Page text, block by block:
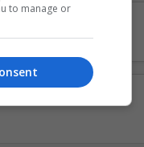
to manage or